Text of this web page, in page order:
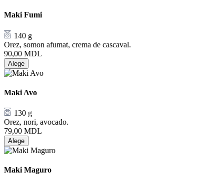
Maki Fumi
140 g
Orez, somon afumat, crema de cascaval.
90,00 MDL
Alege
Maki Avo
130 g
Orez, nori, avocado.
79,00 MDL
Alege
Maki Maguro